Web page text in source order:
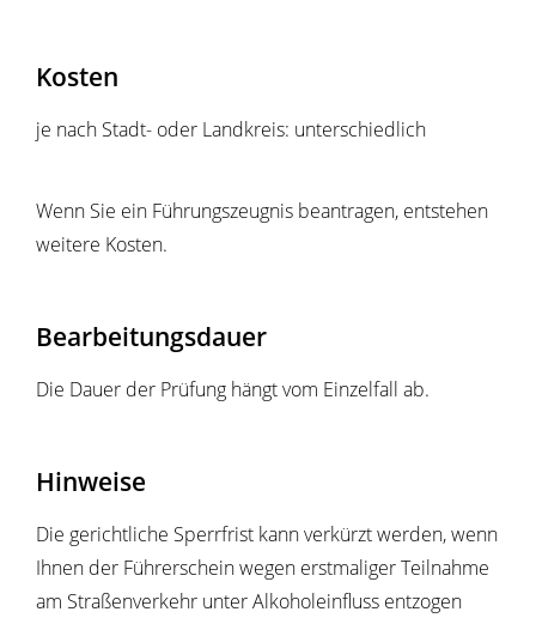
Kosten
je nach Stadt- oder Landkreis: unterschiedlich
Wenn Sie ein Führungszeugnis beantragen, entstehen
weitere Kosten.
Bearbeitungsdauer
Die Dauer der Prüfung hängt vom Einzelfall ab.
Hinweise
Die gerichtliche Sperrfrist kann verkürzt werden, wenn
Ihnen der Führerschein wegen erstmaliger Teilnahme
am Straßenverkehr unter Alkoholeinfluss entzogen